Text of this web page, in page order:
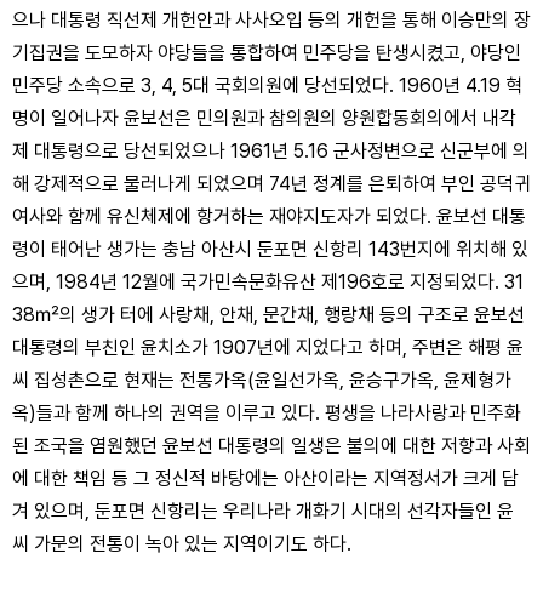
으나 대통령 직선제 개헌안과 사사오입 등의 개헌을 통해 이승만의 장
기집권을 도모하자 야당들을 통합하여 민주당을 탄생시켰고, 야당인
민주당 소속으로 3, 4, 5대 국회의원에 당선되었다. 1960년 4.19 혁
명이 일어나자 윤보선은 민의원과 참의원의 양원합동회의에서 내각
제 대통령으로 당선되었으나 1961년 5.16 군사정변으로 신군부에 의
해 강제적으로 물러나게 되었으며 74년 정계를 은퇴하여 부인 공덕귀
여사와 함께 유신체제에 항거하는 재야지도자가 되었다. 윤보선 대통
령이 태어난 생가는 충남 아산시 둔포면 신항리 143번지에 위치해 있
으며, 1984년 12월에 국가민속문화유산 제196호로 지정되었다. 31
38㎡의 생가 터에 사랑채, 안채, 문간채, 행랑채 등의 구조로 윤보선
대통령의 부친인 윤치소가 1907년에 지었다고 하며, 주변은 해평 윤
씨 집성촌으로 현재는 전통가옥(윤일선가옥, 윤승구가옥, 윤제형가
옥)들과 함께 하나의 권역을 이루고 있다. 평생을 나라사랑과 민주화
된 조국을 염원했던 윤보선 대통령의 일생은 불의에 대한 저항과 사회
에 대한 책임 등 그 정신적 바탕에는 아산이라는 지역정서가 크게 담
겨 있으며, 둔포면 신항리는 우리나라 개화기 시대의 선각자들인 윤
씨 가문의 전통이 녹아 있는 지역이기도 하다.